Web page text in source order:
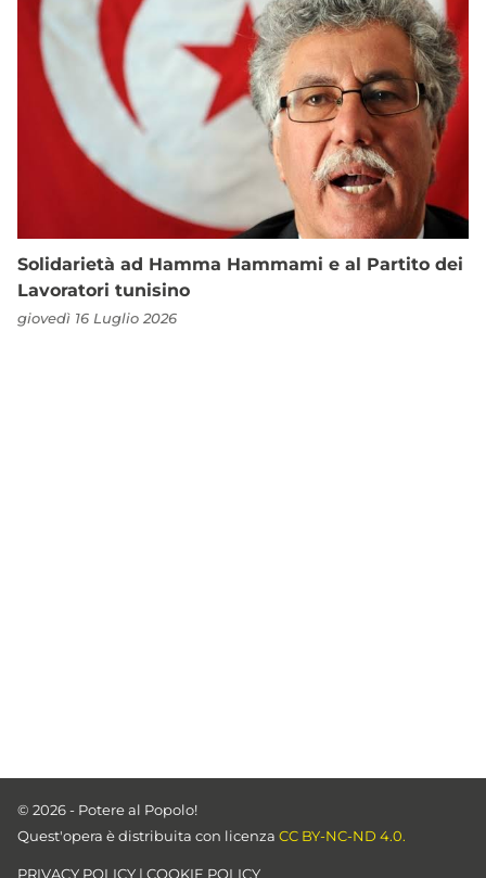
Solidarietà ad Hamma Hammami e al Partito dei
Lavoratori tunisino
giovedì 16 Luglio 2026
© 2026 - Potere al Popolo!
Quest'opera è distribuita con licenza CC BY-NC-ND 4.0.
PRIVACY POLICY | COOKIE POLICY